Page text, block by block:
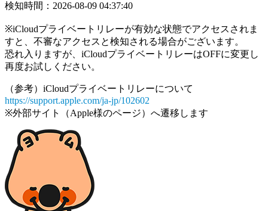
検知時間：2026-08-09 04:37:40
※iCloudプライベートリレーが有効な状態でアクセスされま
すと、不審なアクセスと検知される場合がございます。
恐れ入りますが、iCloudプライベートリレーはOFFに変更し
再度お試しください。
（参考）iCloudプライベートリレーについて
https://support.apple.com/ja-jp/102602
※外部サイト（Apple様のページ）へ遷移します